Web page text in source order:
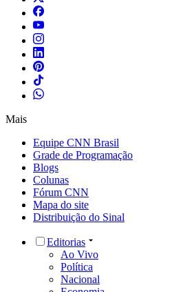
Mais
Equipe CNN Brasil
Grade de Programação
Blogs
Colunas
Fórum CNN
Mapa do site
Distribuição do Sinal
Editorias
Ao Vivo
Política
Nacional